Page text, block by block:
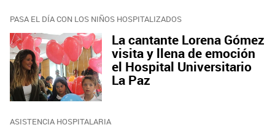
PASA EL DÍA CON LOS NIÑOS HOSPITALIZADOS
La cantante Lorena Gómez
visita y llena de emoción
el Hospital Universitario
La Paz
ASISTENCIA HOSPITALARIA